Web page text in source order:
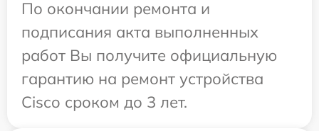
По окончании ремонта и
подписания акта выполненных
работ Вы получите официальную
гарантию на ремонт устройства
Cisco сроком до 3 лет.